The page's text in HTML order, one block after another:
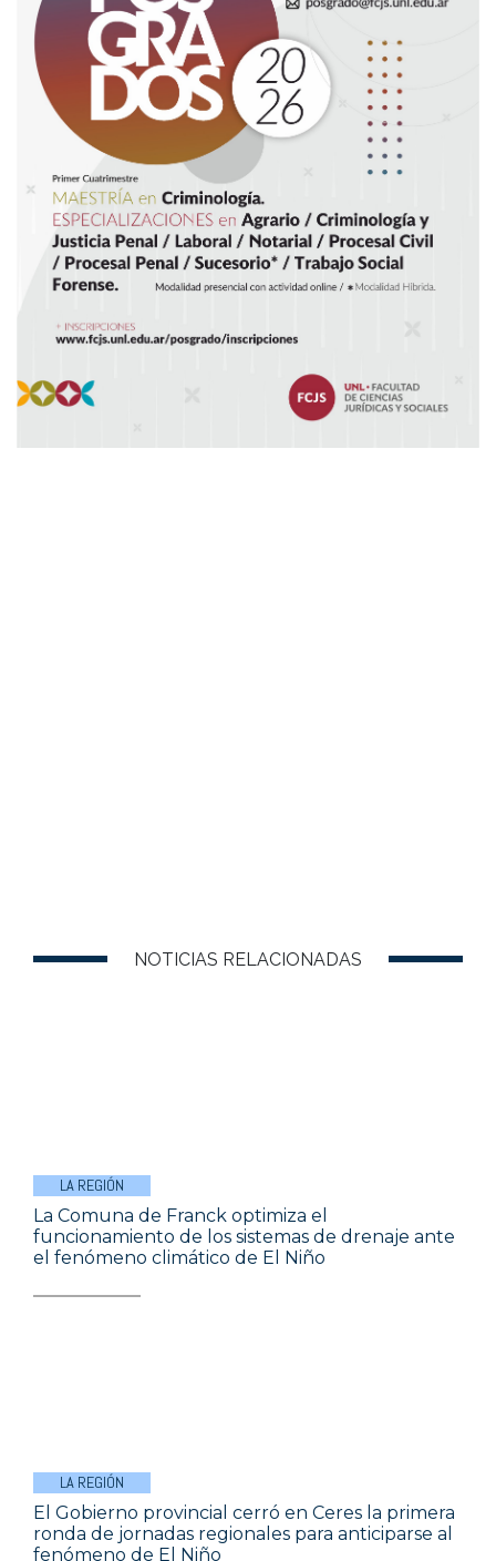
NOTICIAS RELACIONADAS
LA REGIÓN
La Comuna de Franck optimiza el
funcionamiento de los sistemas de drenaje ante
el fenómeno climático de El Niño
LA REGIÓN
El Gobierno provincial cerró en Ceres la primera
ronda de jornadas regionales para anticiparse al
fenómeno de El Niño